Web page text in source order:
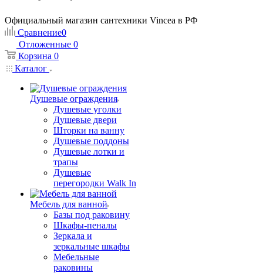
Официальный магазин сантехники Vincea в РФ
Сравнение0
Отложенные 0
Корзина 0
Каталог
Душевые ограждения
Душевые уголки
Душевые двери
Шторки на ванну
Душевые поддоны
Душевые лотки и
трапы
Душевые
перегородки Walk In
Мебель для ванной
Базы под раковину
Шкафы-пеналы
Зеркала и
зеркальные шкафы
Мебельные
раковины